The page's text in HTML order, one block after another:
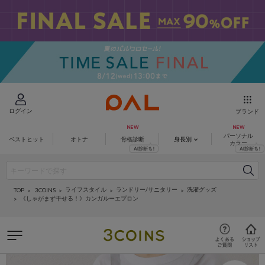
ログイン ブランド
ベストヒット オトナ 骨格診断 身長別
パーソナル
カラー
TOP 3COINS ライフスタイル ランドリー/サニタリー
洗濯グッズ
《しゃがまず干せる！》カンガルーエプロン